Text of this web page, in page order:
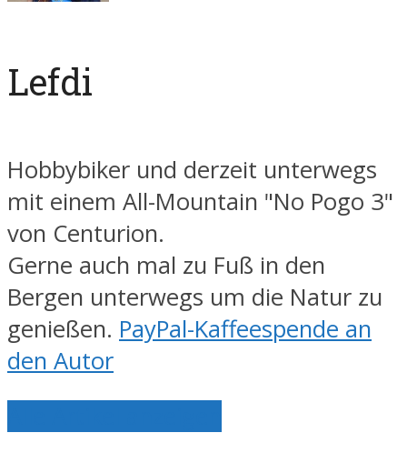
Lefdi
Hobbybiker und derzeit unterwegs
mit einem All-Mountain "No Pogo 3"
von Centurion.
Gerne auch mal zu Fuß in den
Bergen unterwegs um die Natur zu
genießen. PayPal-Kaffeespende an
den Autor